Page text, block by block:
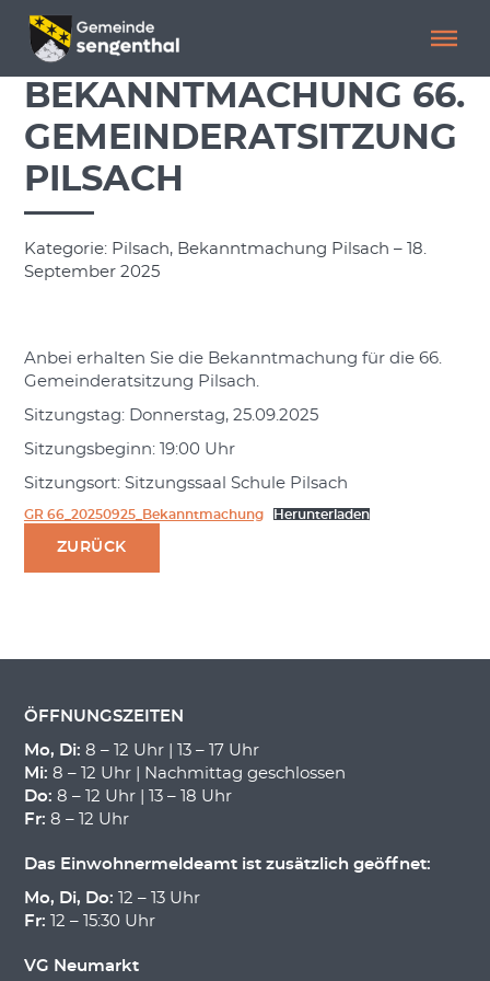
Menü überspringen
Menü überspringen
BEKANNTMACHUNG 66.
GEMEINDERATSITZUNG
PILSACH
Kategorie: Pilsach, Bekanntmachung Pilsach – 18.
September 2025
Anbei erhalten Sie die Bekanntmachung für die 66.
Gemeinderatsitzung Pilsach.
Sitzungstag: Donnerstag, 25.09.2025
Sitzungsbeginn: 19:00 Uhr
Sitzungsort: Sitzungssaal Schule Pilsach
GR 66_20250925_Bekanntmachung Herunterladen
ZURÜCK
ÖFFNUNGSZEITEN
Mo, Di: 8 – 12 Uhr | 13 – 17 Uhr
Mi: 8 – 12 Uhr | Nachmittag geschlossen
Do: 8 – 12 Uhr | 13 – 18 Uhr
Fr: 8 – 12 Uhr
Das Einwohnermeldeamt ist zusätzlich geöffnet:
Mo, Di, Do: 12 – 13 Uhr
Fr: 12 – 15:30 Uhr
VG Neumarkt